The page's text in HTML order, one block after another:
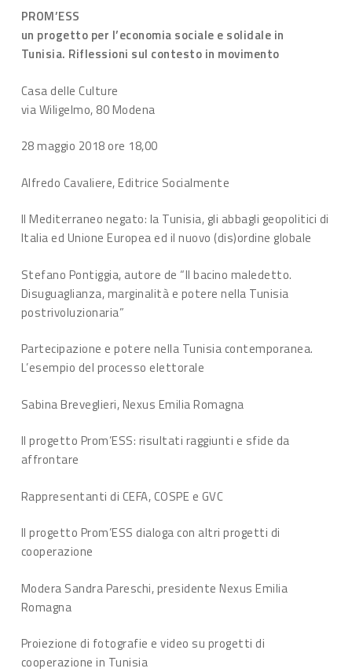
PROM’ESS
un progetto per l’economia sociale e solidale in
Tunisia. Riflessioni sul contesto in movimento
Casa delle Culture
via Wiligelmo, 80 Modena
28 maggio 2018 ore 18,00
Alfredo Cavaliere, Editrice Socialmente
Il Mediterraneo negato: la Tunisia, gli abbagli geopolitici di
Italia ed Unione Europea ed il nuovo (dis)ordine globale
Stefano Pontiggia, autore de “Il bacino maledetto.
Disuguaglianza, marginalità e potere nella Tunisia
postrivoluzionaria”
Partecipazione e potere nella Tunisia contemporanea.
L’esempio del processo elettorale
Sabina Breveglieri, Nexus Emilia Romagna
Il progetto Prom’ESS: risultati raggiunti e sfide da
affrontare
Rappresentanti di CEFA, COSPE e GVC
Il progetto Prom’ESS dialoga con altri progetti di
cooperazione
Modera Sandra Pareschi, presidente Nexus Emilia
Romagna
Proiezione di fotografie e video su progetti di
cooperazione in Tunisia